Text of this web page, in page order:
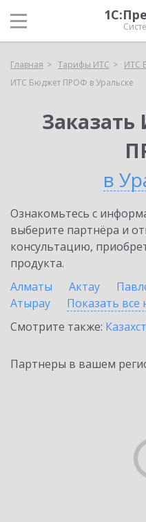
Главная Тарифы ИТС
ИТС
ИТС Бюджет ПРОФ в Уральске
в
Ознакомьтесь с
выберите партнёра и
консультацию,
продукта.
Алматы
Актау
Атырау
Показать все
Смотрите также:
Партнеры в вашем